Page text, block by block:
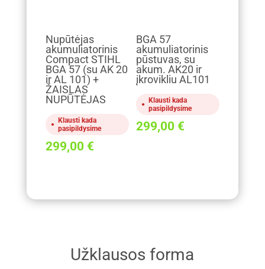
Nupūtėjas
akumuliatorinis
Compact STIHL
BGA 57 (su AK 20
ir AL 101) +
ŽAISLAS
NUPŪTĖJAS
Klausti kada
pasipildysime
299,00 €
BGA 57
akumuliatorinis
pūstuvas, su
akum. AK20 ir
įkrovikliu AL101
Klausti kada
pasipildysime
299,00 €
Užklausos forma